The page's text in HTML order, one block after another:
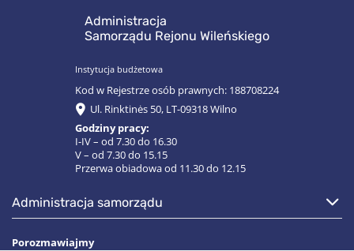
Administracja
Samorządu Rejonu Wileńskiego
Instytucja budżetowa
Kod w Rejestrze osób prawnych: 188708224
Ul. Rinktinės 50, LT-09318 Wilno
Godziny pracy:
I-IV – od 7.30 do 16.30
V – od 7.30 do 15.15
Przerwa obiadowa od 11.30 do 12.15
administracja samorządu
Porozmawiajmy